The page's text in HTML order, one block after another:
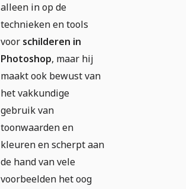
alleen in op de
technieken en tools
voor schilderen in
Photoshop, maar hij
maakt ook bewust van
het vakkundige
gebruik van
toonwaarden en
kleuren en scherpt aan
de hand van vele
voorbeelden het oog